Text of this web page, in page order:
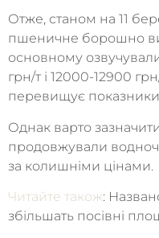
Отже, станом на 11
пшеничне борошно
основному
грн/т і 12000-12900
перевищує
Однак варто
продовжували
за колишніми цінами.
Читайте також:
збільшать посівні